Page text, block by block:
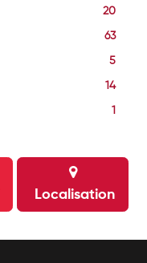
20
63
5
14
Localisation